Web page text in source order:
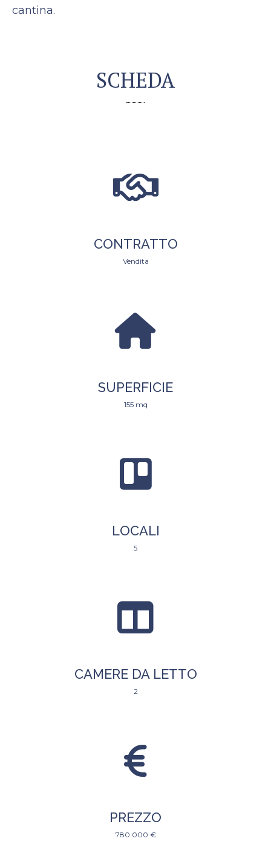
cantina.
SCHEDA
CONTRATTO
Vendita
SUPERFICIE
155 mq
LOCALI
5
CAMERE DA LETTO
2
PREZZO
780.000 €